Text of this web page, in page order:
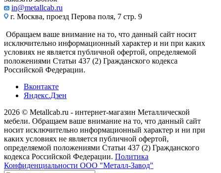
in@metallcab.ru
г. Москва, проезд Перова поля, 7 стр. 9
Обращаем ваше внимание на то, что данный сайт носит
исключительно информационный характер и ни при каких
условиях не является публичной офертой, определяемой
положениями Статьи 437 (2) Гражданского кодекса
Российской Федерации.
Вконтакте
Яндекс.Дзен
2026 © Metallcab.ru - интернет-магазин Металлической
мебели. Обращаем ваше внимание на то, что данный сайт
носит исключительно информационный характер и ни при
каких условиях не является публичной офертой,
определяемой положениями Статьи 437 (2) Гражданского
кодекса Российской Федерации. Политика
Конфиденциальности ООО "Металл-Завод"